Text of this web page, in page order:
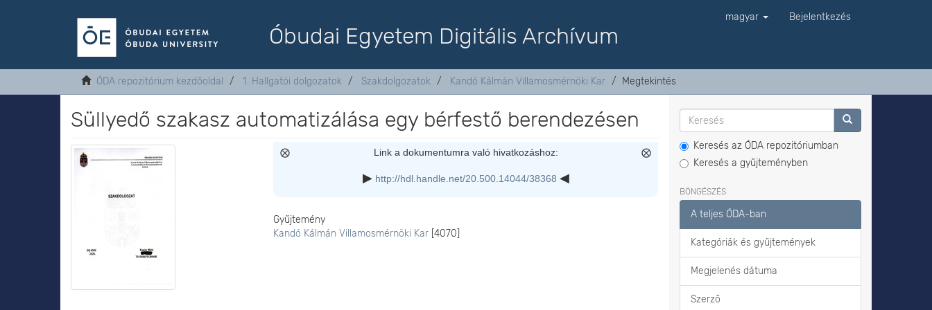
Óbudai Egyetem Digitális Archívum
magyar Bejelentkezés
ÓDA repozitórium kezdőoldal 1. Hallgatói dolgozatok Szakdolgozatok Kandó Kálmán Villamosmérnöki Kar Megtekintés
Süllyedő szakasz automatizálása egy bérfestő berendezésen
Link a dokumentumra való hivatkozáshoz:
http://hdl.handle.net/20.500.14044/38368
Gyűjtemény
Kandó Kálmán Villamosmérnöki Kar [4070]
Keresés az ÓDA repozitóriumban
Keresés a gyűjteményben
BÖNGÉSZÉS
A teljes ÓDA-ban
Kategóriák és gyűjtemények
Megjelenés dátuma
Szerző